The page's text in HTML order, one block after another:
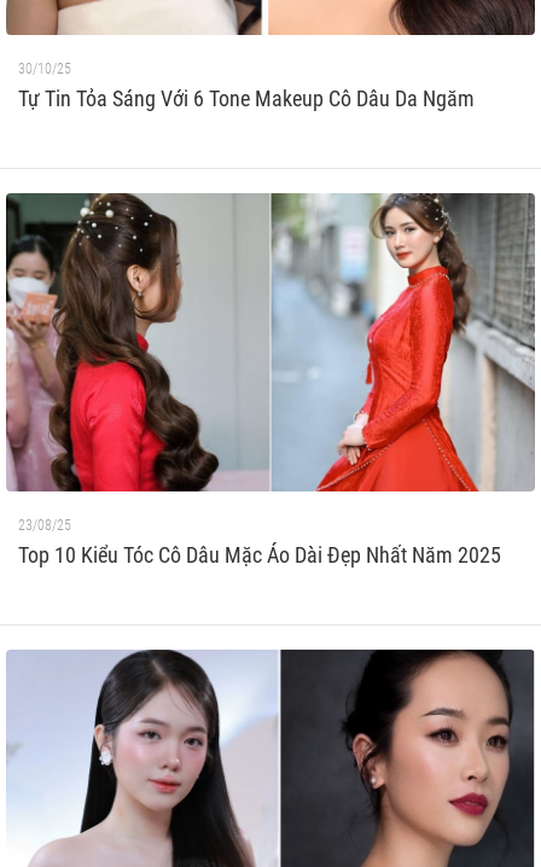
30/10/25
Tự Tin Tỏa Sáng Với 6 Tone Makeup Cô Dâu Da Ngăm
23/08/25
Top 10 Kiểu Tóc Cô Dâu Mặc Áo Dài Đẹp Nhất Năm 2025